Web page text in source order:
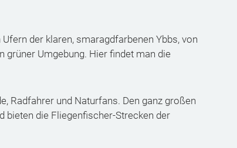
der klaren, smaragdfarbenen Ybbs, von
grüner Umgebung. Hier findet man die
Radfahrer und Naturfans. Den ganz großen
bieten die Fliegenfischer-Strecken der